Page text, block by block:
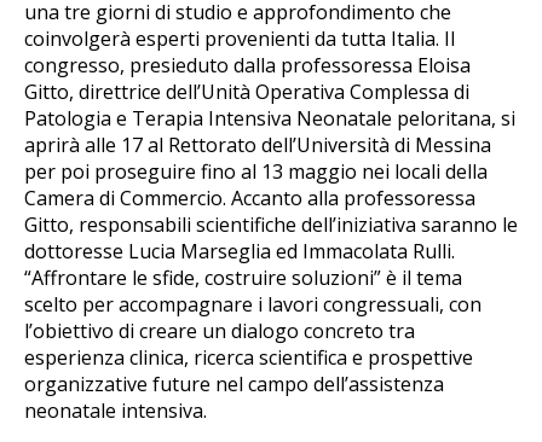
una tre giorni di studio e approfondimento che
coinvolgerà esperti provenienti da tutta Italia. Il
congresso, presieduto dalla professoressa Eloisa
Gitto, direttrice dell’Unità Operativa Complessa di
Patologia e Terapia Intensiva Neonatale peloritana, si
aprirà alle 17 al Rettorato dell’Università di Messina
per poi proseguire fino al 13 maggio nei locali della
Camera di Commercio. Accanto alla professoressa
Gitto, responsabili scientifiche dell’iniziativa saranno le
dottoresse Lucia Marseglia ed Immacolata Rulli.
“Affrontare le sfide, costruire soluzioni” è il tema
scelto per accompagnare i lavori congressuali, con
l’obiettivo di creare un dialogo concreto tra
esperienza clinica, ricerca scientifica e prospettive
organizzative future nel campo dell’assistenza
neonatale intensiva.